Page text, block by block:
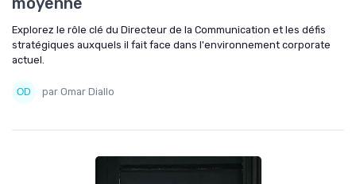
Explorez le rôle clé du Directeur de la Communication et les défis
stratégiques auxquels il fait face dans l'environnement corporate
actuel.
par Omar Diallo